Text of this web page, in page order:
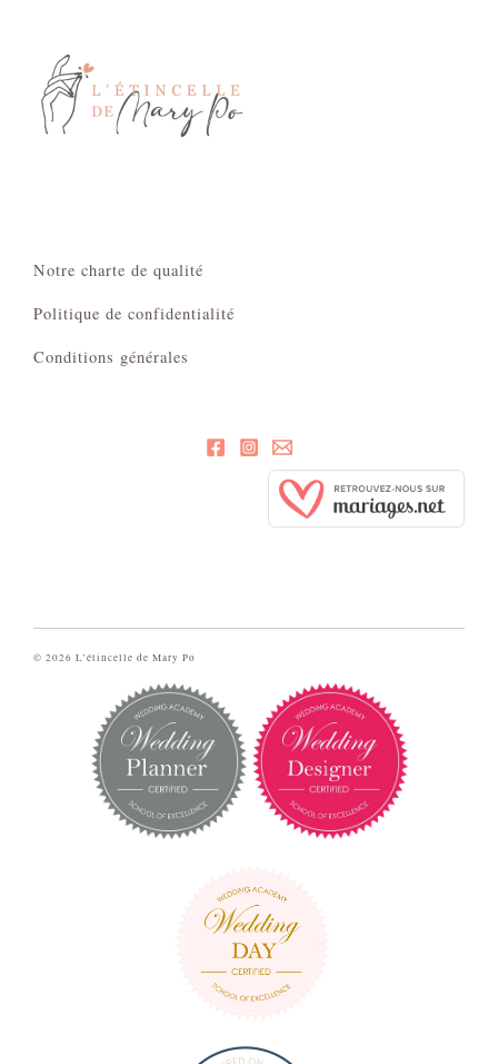
Notre charte de qualité
Politique de confidentialité
Conditions générales
© 2026 L’étincelle de Mary Po